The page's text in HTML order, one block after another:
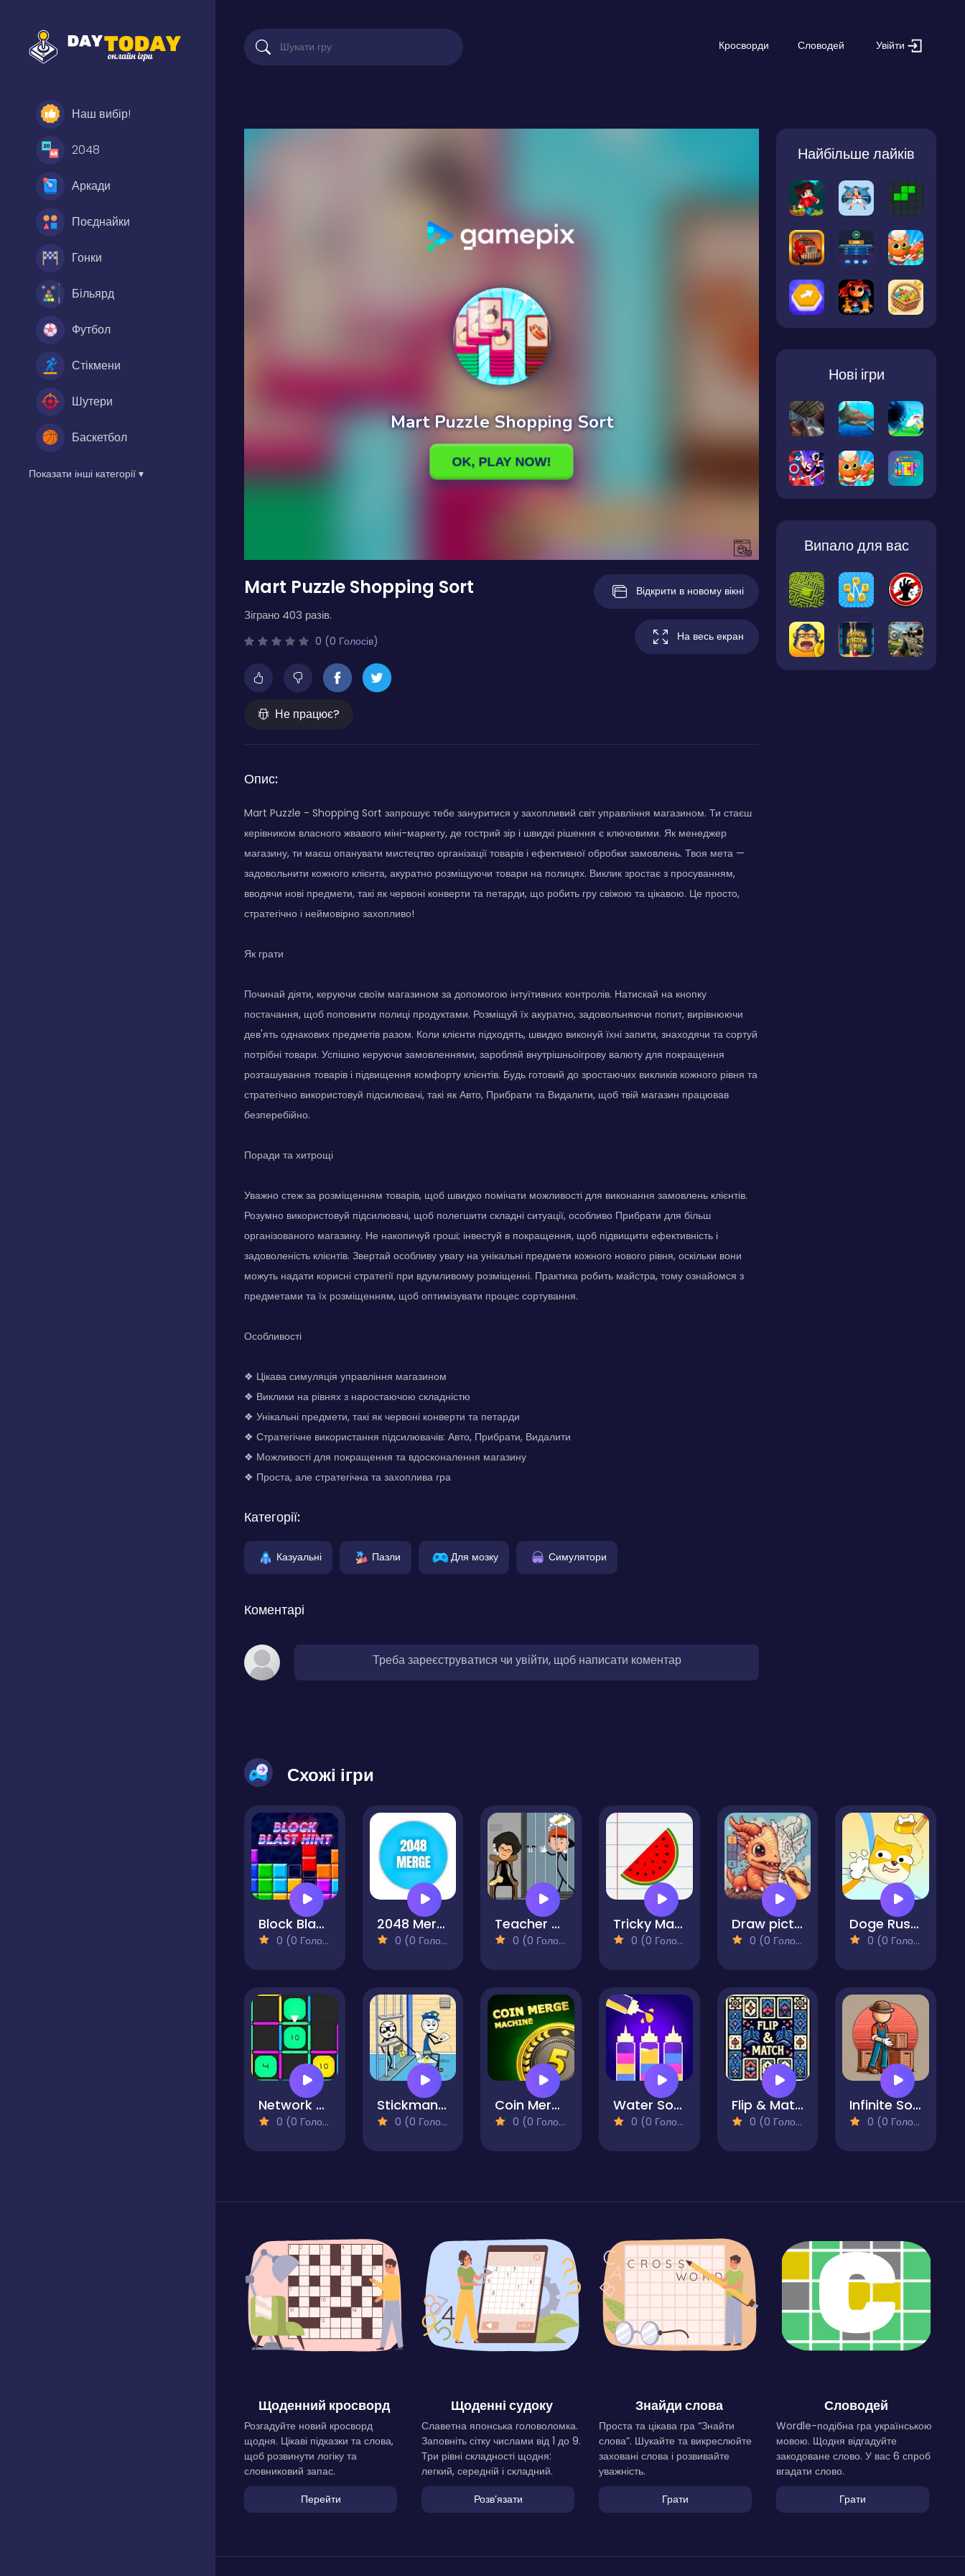
Наш вибір!
2048
Аркади
Поєднайки
Гонки
Більярд
Футбол
Стікмени
Шутери
Баскетбол
Показати інші категорії ▾
Кросворди Словодей Увійти
Mart Puzzle Shopping Sort
Зіграно 403 разів.
0 (0 Голосів)
Не працює?
Відкрити в новому вікні
На весь екран
Опис:
Mart Puzzle - Shopping Sort запрошує тебе зануритися у захопливий світ управління магазином. Ти стаєш
керівником власного жвавого міні-маркету, де гострий зір і швидкі рішення є ключовими. Як менеджер
магазину, ти маєш опанувати мистецтво організації товарів і ефективної обробки замовлень. Твоя мета —
задовольнити кожного клієнта, акуратно розміщуючи товари на полицях. Виклик зростає з просуванням,
вводячи нові предмети, такі як червоні конверти та петарди, що робить гру свіжою та цікавою. Це просто,
стратегічно і неймовірно захопливо!
Як грати
Починай діяти, керуючи своїм магазином за допомогою інтуїтивних контролів. Натискай на кнопку
постачання, щоб поповнити полиці продуктами. Розміщуй їх акуратно, задовольняючи попит, вирівнюючи
дев'ять однакових предметів разом. Коли клієнти підходять, швидко виконуй їхні запити, знаходячи та сортуй
потрібні товари. Успішно керуючи замовленнями, заробляй внутрішньоігрову валюту для покращення
розташування товарів і підвищення комфорту клієнтів. Будь готовий до зростаючих викликів кожного рівня та
стратегічно використовуй підсилювачі, такі як Авто, Прибрати та Видалити, щоб твій магазин працював
безперебійно.
Поради та хитрощі
Уважно стеж за розміщенням товарів, щоб швидко помічати можливості для виконання замовлень клієнтів.
Розумно використовуй підсилювачі, щоб полегшити складні ситуації, особливо Прибрати для більш
організованого магазину. Не накопичуй гроші; інвестуй в покращення, щоб підвищити ефективність і
задоволеність клієнтів. Звертай особливу увагу на унікальні предмети кожного нового рівня, оскільки вони
можуть надати корисні стратегії при вдумливому розміщенні. Практика робить майстра, тому ознайомся з
предметами та їх розміщенням, щоб оптимізувати процес сортування.
Особливості
❖ Цікава симуляція управління магазином
❖ Виклики на рівнях з наростаючою складністю
❖ Унікальні предмети, такі як червоні конверти та петарди
❖ Стратегічне використання підсилювачів: Авто, Прибрати, Видалити
❖ Можливості для покращення та вдосконалення магазину
❖ Проста, але стратегічна та захоплива гра
Категорії:
Казуальні Пазли Для мозку Симулятори
Коментарі
Треба зареєструватися чи увійти, щоб написати коментар
Найбільше лайків
Нові ігри
Випало для вас
Схожі ігри
Block Blast Hint
0 (0 Голосів)
2048 Merge
0 (0 Голосів)
Teacher Puzzle Stickman Games
0 (0 Голосів)
Tricky Math Quest
0 (0 Голосів)
Draw picture by numbers. Pixel Art.
0 (0 Голосів)
Doge Rush Draw Home Puzzle
0 (0 Голосів)
Network - Puzzle
0 (0 Голосів)
Stickman Thief Puzzle
0 (0 Голосів)
Coin Merge Machine
0 (0 Голосів)
Water Sort - Color Sort Puzzle
0 (0 Голосів)
Flip & Match
0 (0 Голосів)
Infinite Sokoban
0 (0 Голосів)
Щоденний кросворд
Розгадуйте новий кросворд
щодня. Цікаві підказки та слова,
щоб розвинути логіку та
словниковий запас.
Перейти
Щоденні судоку
Славетна японська головоломка.
Заповніть сітку числами від 1 до 9.
Три рівні складності щодня:
легкий, середній і складний.
Розвʼязати
Знайди слова
Проста та цікава гра “Знайти
слова”. Шукайте та викреслюйте
заховані слова і розвивайте
уважність.
Грати
Словодей
Wordle-подібна гра українською
мовою. Щодня відгадуйте
закодоване слово. У вас 6 спроб
вгадати слово.
Грати